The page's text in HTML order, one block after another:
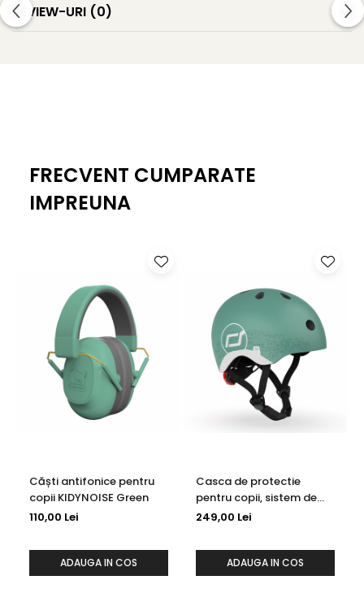
REVIEW-URI (0)
FRECVENT CUMPARATE
IMPREUNA
Căști antifonice pentru
copii KIDYNOISE Green
110,00 Lei
ADAUGA IN COS
Casca de protectie
pentru copii, sistem de
reglare magnetic cu led,
Forest Reflectorizant,
Scoot Ride
249,00 Lei
ADAUGA IN COS